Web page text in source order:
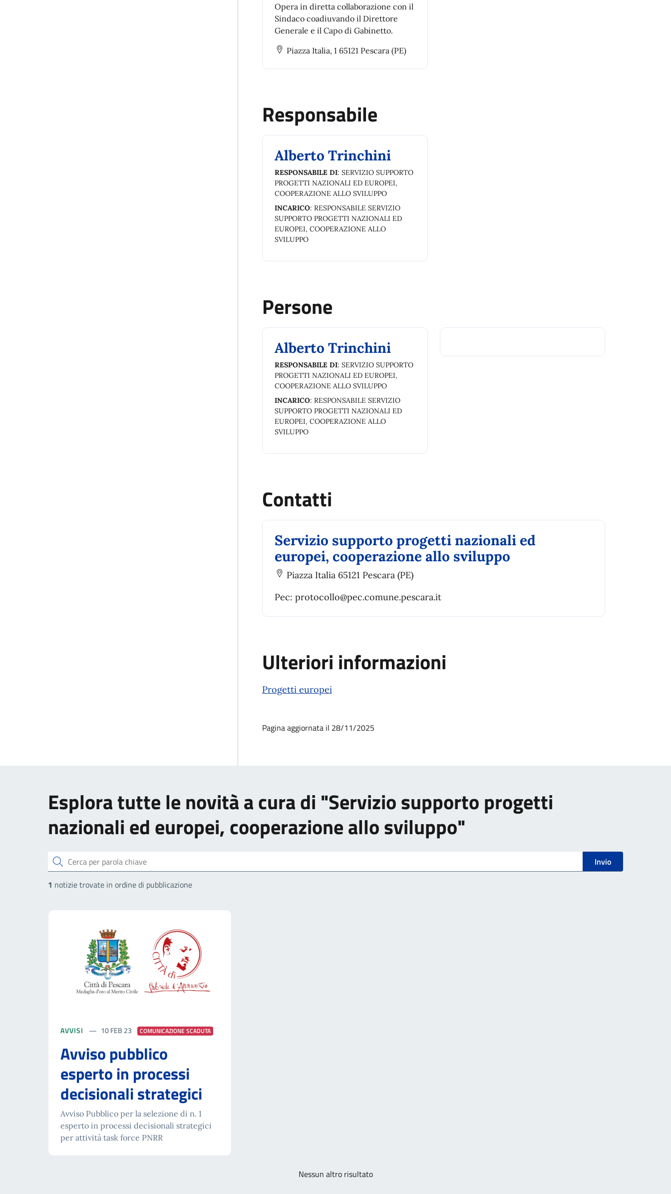
Opera in diretta collaborazione con il
Sindaco coadiuvando il Direttore
Generale e il Capo di Gabinetto.
Piazza Italia, 1 65121 Pescara (PE)
Responsabile
Alberto Trinchini
RESPONSABILE DI: SERVIZIO SUPPORTO
PROGETTI NAZIONALI ED EUROPEI,
COOPERAZIONE ALLO SVILUPPO
INCARICO: RESPONSABILE SERVIZIO
SUPPORTO PROGETTI NAZIONALI ED
EUROPEI, COOPERAZIONE ALLO
SVILUPPO
Persone
Alberto Trinchini
RESPONSABILE DI: SERVIZIO SUPPORTO
PROGETTI NAZIONALI ED EUROPEI,
COOPERAZIONE ALLO SVILUPPO
INCARICO: RESPONSABILE SERVIZIO
SUPPORTO PROGETTI NAZIONALI ED
EUROPEI, COOPERAZIONE ALLO
SVILUPPO
Contatti
Servizio supporto progetti nazionali ed
europei, cooperazione allo sviluppo
Piazza Italia 65121 Pescara (PE)
Pec: protocollo@pec.comune.pescara.it
Ulteriori informazioni
Progetti europei
Pagina aggiornata il 28/11/2025
Esplora tutte le novità a cura di "Servizio supporto progetti
nazionali ed europei, cooperazione allo sviluppo"
Cerca
Invio
1 notizie trovate in ordine di pubblicazione
AVVISI 10 FEB 23 COMUNICAZIONE SCADUTA
Avviso pubblico
esperto in processi
decisionali strategici
Avviso Pubblico per la selezione di n. 1
esperto in processi decisionali strategici
per attività task force PNRR
Nessun altro risultato